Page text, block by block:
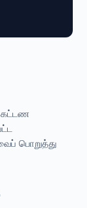
கட்டண
பொறுத்து